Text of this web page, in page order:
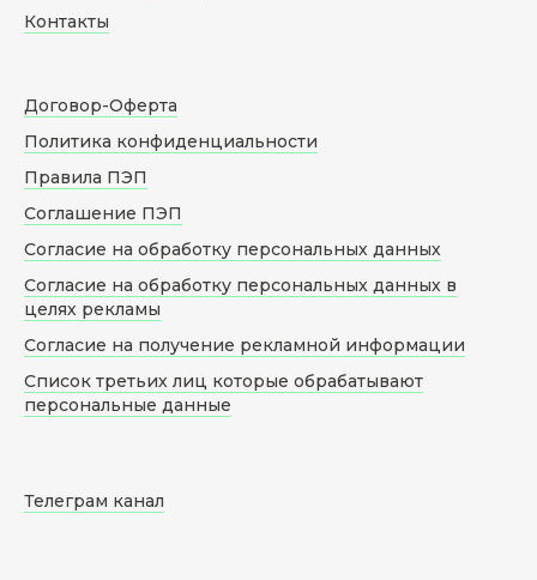
Контакты
Договор-Оферта
Политика конфиденциальности
Правила ПЭП
Соглашение ПЭП
Согласие на обработку персональных данных
Согласие на обработку персональных данных в
целях рекламы
Согласие на получение рекламной информации
Список третьих лиц которые обрабатывают
персональные данные
Телеграм канал